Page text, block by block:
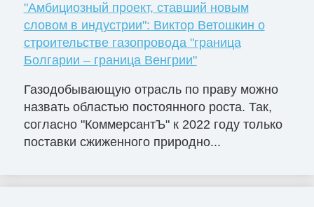
"Амбициозный проект, ставший новым
словом в индустрии": Виктор Ветошкин о
строительстве газопровода "граница
Болгарии – граница Венгрии"
Газодобывающую отрасль по праву можно
назвать областью постоянного роста. Так,
согласно "КоммерсантЪ" к 2022 году только
поставки сжиженного природно...